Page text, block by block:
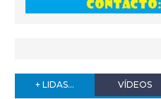
+ LIDAS... VÍDEOS